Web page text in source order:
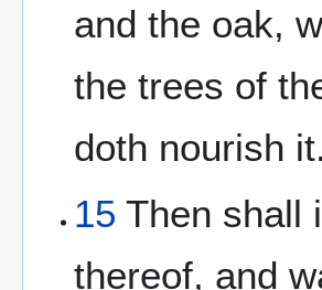
and the oak,
the trees of
doth nourish
15 Then shall
thereof, and